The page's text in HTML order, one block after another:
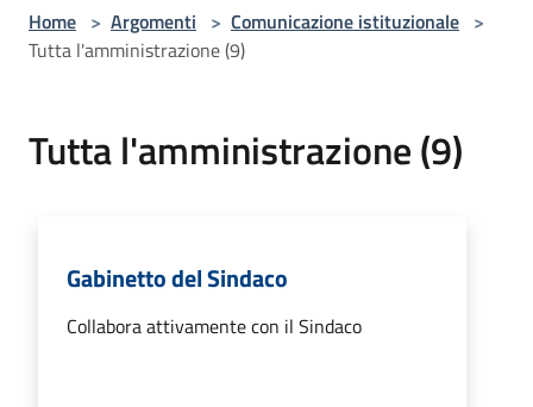
Home > Argomenti > Comunicazione istituzionale >
Tutta l'amministrazione (9)
Tutta l'amministrazione (9)
Gabinetto del Sindaco
Collabora attivamente con il Sindaco